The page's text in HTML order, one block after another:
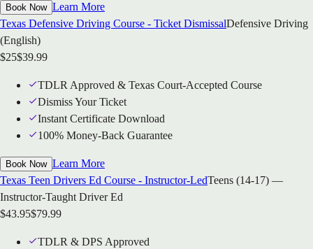
Book Now Learn More
Texas Defensive Driving Course - Ticket DismissalDefensive Driving
(English)
$25$39.99
TDLR Approved & Texas Court-Accepted Course
Dismiss Your Ticket
Instant Certificate Download
100% Money-Back Guarantee
Book Now Learn More
Texas Teen Drivers Ed Course - Instructor-LedTeens (14-17) —
Instructor-Taught Driver Ed
$43.95$79.99
TDLR & DPS Approved